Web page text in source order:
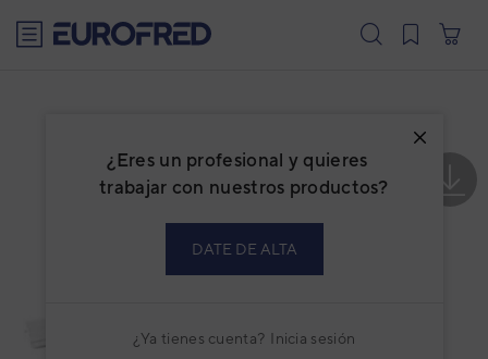
¿Eres un profesional y quieres
trabajar con nuestros productos?
DATE DE ALTA
¿Ya tienes cuenta? Inicia sesión